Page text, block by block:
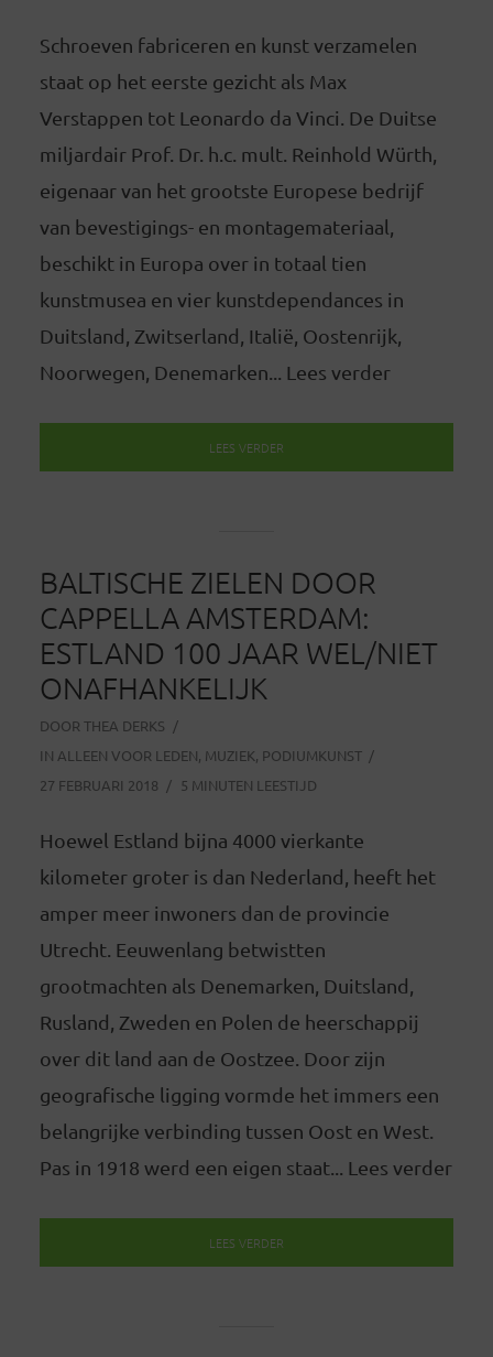
Schroeven fabriceren en kunst verzamelen
staat op het eerste gezicht als Max
Verstappen tot Leonardo da Vinci. De Duitse
miljardair Prof. Dr. h.c. mult. Reinhold Würth,
eigenaar van het grootste Europese bedrijf
van bevestigings- en montagemateriaal,
beschikt in Europa over in totaal tien
kunstmusea en vier kunstdependances in
Duitsland, Zwitserland, Italië, Oostenrijk,
Noorwegen, Denemarken... Lees verder
LEES VERDER
BALTISCHE ZIELEN DOOR
CAPPELLA AMSTERDAM:
ESTLAND 100 JAAR WEL/NIET
ONAFHANKELIJK
DOOR THEA DERKS
IN ALLEEN VOOR LEDEN, MUZIEK, PODIUMKUNST
27 FEBRUARI 2018
5 MINUTEN LEESTIJD
Hoewel Estland bijna 4000 vierkante
kilometer groter is dan Nederland, heeft het
amper meer inwoners dan de provincie
Utrecht. Eeuwenlang betwistten
grootmachten als Denemarken, Duitsland,
Rusland, Zweden en Polen de heerschappij
over dit land aan de Oostzee. Door zijn
geografische ligging vormde het immers een
belangrijke verbinding tussen Oost en West.
Pas in 1918 werd een eigen staat... Lees verder
LEES VERDER